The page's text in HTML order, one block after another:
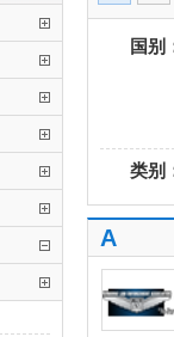
国别
类别
A